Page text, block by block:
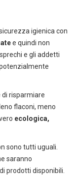
igienica con
e quindi non
e gli addetti
risparmiare
flaconi, meno
ecologica,
sono tutti uguali.
saranno
prodotti disponibili.